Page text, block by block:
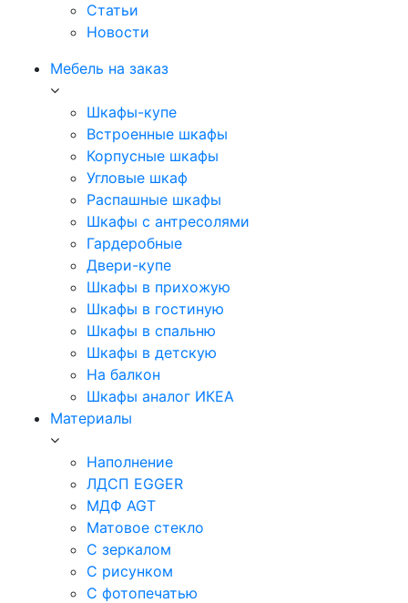
Статьи
Новости
Мебель на заказ
Шкафы-купе
Встроенные шкафы
Корпусные шкафы
Угловые шкаф
Распашные шкафы
Шкафы с антресолями
Гардеробные
Двери-купе
Шкафы в прихожую
Шкафы в гостиную
Шкафы в спальню
Шкафы в детскую
На балкон
Шкафы аналог ИКЕА
Материалы
Наполнение
ЛДСП EGGER
МДФ AGT
Матовое стекло
С зеркалом
С рисунком
С фотопечатью